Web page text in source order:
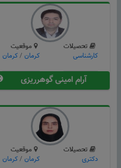
تحصیلات
کارشناسی
موقعیت
كرمان /کرمان
آرام امینی گوهرریزی
تحصیلات
دکتری
موقعیت
كرمان /کرمان